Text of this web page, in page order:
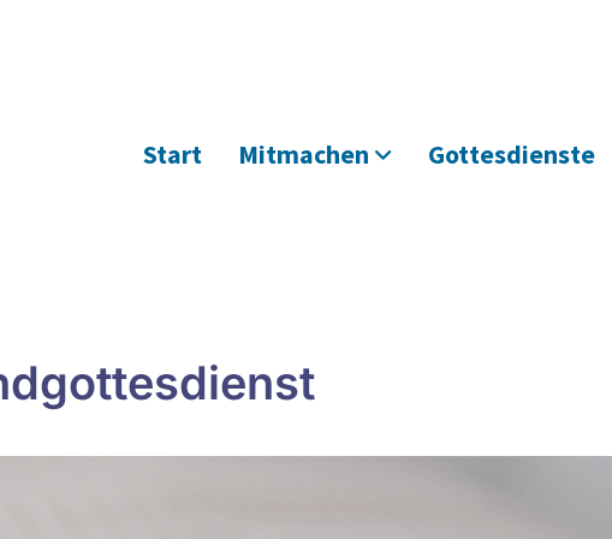
Start Mitmachen Gottesdienste